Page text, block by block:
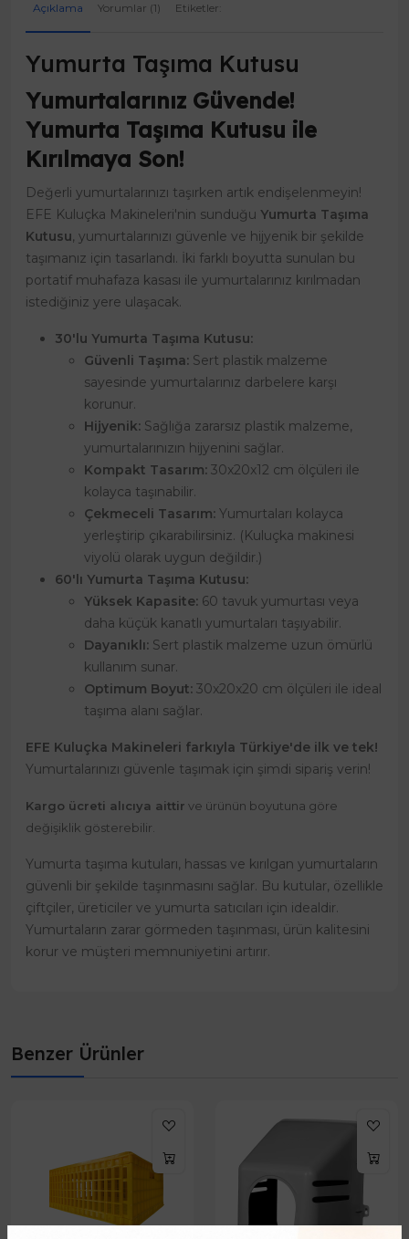
Açıklama Yorumlar (1) Etiketler:
Yumurta Taşıma Kutusu
Yumurtalarınız Güvende!
Yumurta Taşıma Kutusu ile
Kırılmaya Son!
Değerli yumurtalarınızı taşırken artık endişelenmeyin!
EFE Kuluçka Makineleri'nin sunduğu Yumurta Taşıma
Kutusu, yumurtalarınızı güvenle ve hijyenik bir şekilde
taşımanız için tasarlandı. İki farklı boyutta sunulan bu
portatif muhafaza kasası ile yumurtalarınız kırılmadan
istediğiniz yere ulaşacak.
30'lu Yumurta Taşıma Kutusu:
Güvenli Taşıma: Sert plastik malzeme
sayesinde yumurtalarınız darbelere karşı
korunur.
Hijyenik: Sağlığa zararsız plastik malzeme,
yumurtalarınızın hijyenini sağlar.
Kompakt Tasarım: 30x20x12 cm ölçüleri ile
kolayca taşınabilir.
Çekmeceli Tasarım: Yumurtaları kolayca
yerleştirip çıkarabilirsiniz. (Kuluçka makinesi
viyolü olarak uygun değildir.)
60'lı Yumurta Taşıma Kutusu:
Yüksek Kapasite: 60 tavuk yumurtası veya
daha küçük kanatlı yumurtaları taşıyabilir.
Dayanıklı: Sert plastik malzeme uzun ömürlü
kullanım sunar.
Optimum Boyut: 30x20x20 cm ölçüleri ile ideal
taşıma alanı sağlar.
EFE Kuluçka Makineleri farkıyla Türkiye'de ilk ve tek!
Yumurtalarınızı güvenle taşımak için şimdi sipariş verin!
Kargo ücreti alıcıya aittir ve ürünün boyutuna göre
değişiklik gösterebilir.
Yumurta taşıma kutuları, hassas ve kırılgan yumurtaların
güvenli bir şekilde taşınmasını sağlar. Bu kutular, özellikle
çiftçiler, üreticiler ve yumurta satıcıları için idealdir.
Yumurtaların zarar görmeden taşınması, ürün kalitesini
korur ve müşteri memnuniyetini artırır.
Benzer Ürünler